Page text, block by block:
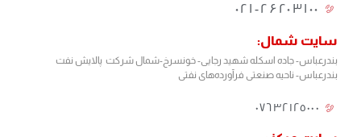
۰۲۱-۲۶۲۰۳۱۰۰
سایت شمال:
بندرعباس- جاده اسکله شهید رجایی- خونسرخ-شمال شرکت پالایش نفت
بندرعباس- ناحیه صنعتی فرآورده‌های نفتی
٠٧٦٣٢١٢٥٠٠٠​